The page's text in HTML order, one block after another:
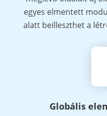
egyes elmentett
alatt beilleszthet a
Globális